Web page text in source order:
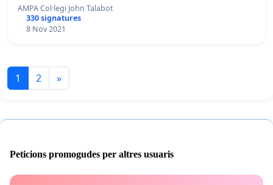
AMPA Col·legi John Talabot
330 signatures
8 Nov 2021
1 2 »
Peticions promogudes per altres usuaris